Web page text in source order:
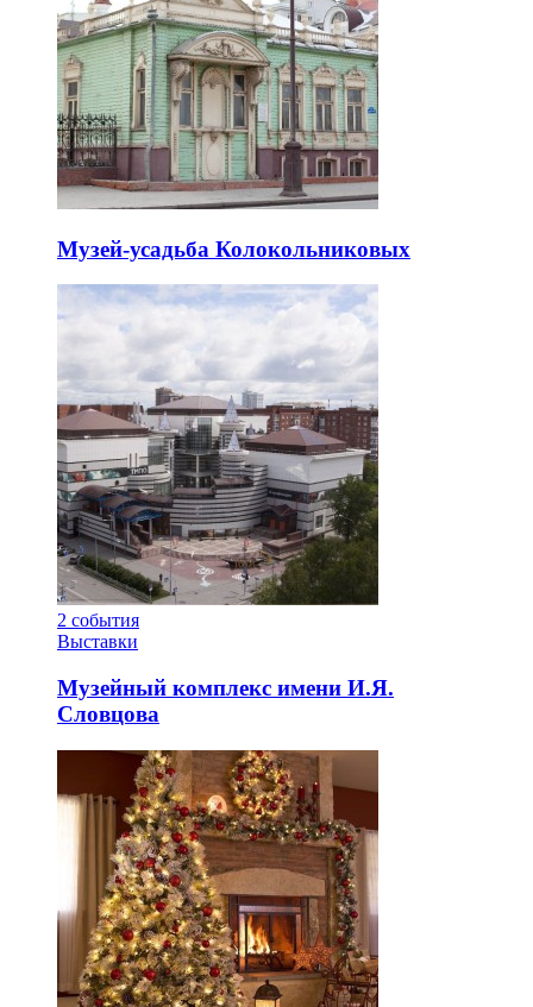
Музей-усадьба Колокольниковых
2 события
Выставки
Музейный комплекс имени И.Я.
Словцова